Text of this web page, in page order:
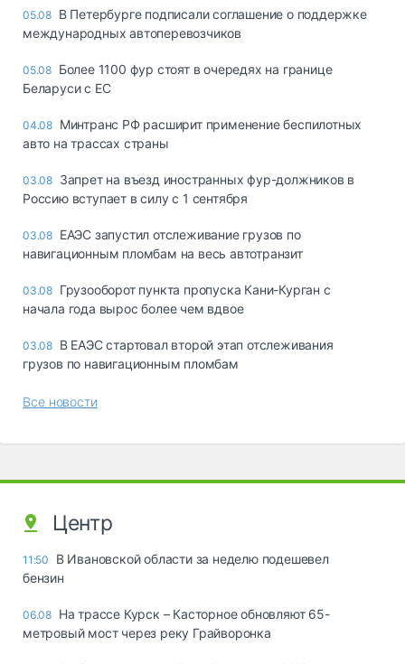
05.08 В Петербурге подписали соглашение о поддержке
международных автоперевозчиков
05.08 Более 1100 фур стоят в очередях на границе
Беларуси с ЕС
04.08 Минтранс РФ расширит применение беспилотных
авто на трассах страны
03.08 Запрет на въезд иностранных фур-должников в
Россию вступает в силу с 1 сентября
03.08 ЕАЭС запустил отслеживание грузов по
навигационным пломбам на весь автотранзит
03.08 Грузооборот пункта пропуска Кани-Курган с
начала года вырос более чем вдвое
03.08 В ЕАЭС стартовал второй этап отслеживания
грузов по навигационным пломбам
Все новости
Центр
11:50
В Ивановской области за неделю подешевел
бензин
06.08 На трассе Курск – Касторное обновляют 65-
метровый мост через реку Грайворонка